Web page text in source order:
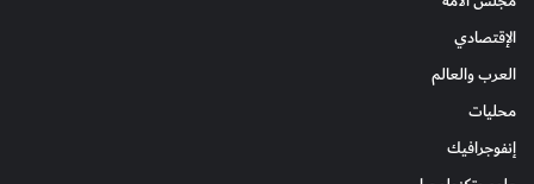
الإقتصادي
العرب والعالم
محليات
إنفوجرافيك